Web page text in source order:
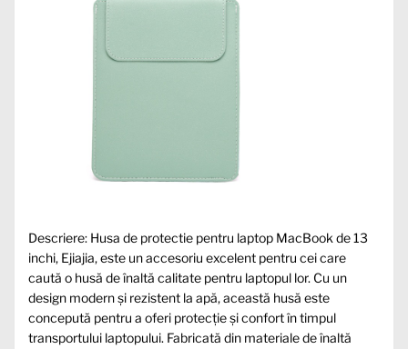
Descriere: Husa de protectie pentru laptop MacBook de 13
inchi, Ejiajia, este un accesoriu excelent pentru cei care
caută o husă de înaltă calitate pentru laptopul lor. Cu un
design modern și rezistent la apă, această husă este
concepută pentru a oferi protecție și confort în timpul
transportului laptopului. Fabricată din materiale de înaltă